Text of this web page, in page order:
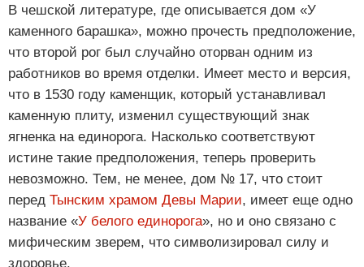
В чешской литературе, где описывается дом «У
каменного барашка», можно прочесть предположение,
что второй рог был случайно оторван одним из
работников во время отделки. Имеет место и версия,
что в 1530 году каменщик, который устанавливал
каменную плиту, изменил существующий знак
ягненка на единорога. Насколько соответствуют
истине такие предположения, теперь проверить
невозможно. Тем, не менее, дом № 17, что стоит
перед Тынским храмом Девы Марии, имеет еще одно
название «У белого единорога», но и оно связано с
мифическим зверем, что символизировал силу и
здоровье.